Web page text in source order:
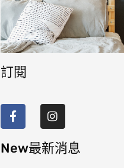
訂閱
a
c
e
b
o
n
s
t
a
g
New最新消息